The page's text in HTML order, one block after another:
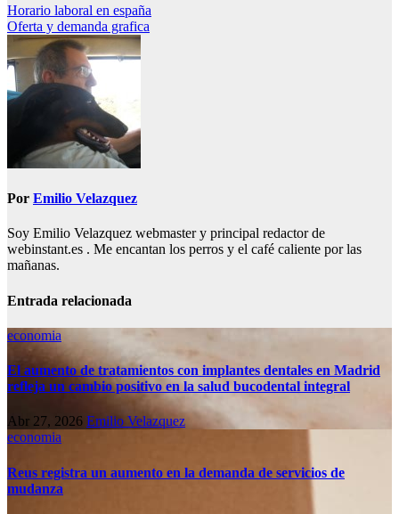
Navegación
de
entradas
Horario laboral en españa
Oferta y demanda grafica
Por Emilio Velazquez
Soy Emilio Velazquez webmaster y principal redactor de
webinstant.es . Me encantan los perros y el café caliente por las
mañanas.
Entrada relacionada
economia
El aumento de tratamientos con implantes dentales en Madrid
refleja un cambio positivo en la salud bucodental integral
Abr 27, 2026 Emilio Velazquez
economia
Reus registra un aumento en la demanda de servicios de
mudanza